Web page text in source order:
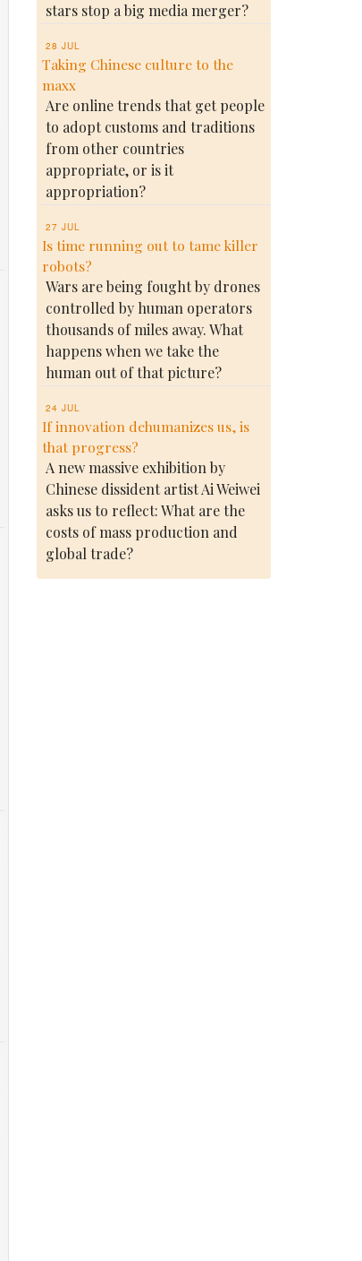
stars stop a big media merger?
28 JUL
Taking Chinese culture to the
maxx
Are online trends that get people
to adopt customs and traditions
from other countries
appropriate, or is it
appropriation?
27 JUL
Is time running out to tame killer
robots?
Wars are being fought by drones
controlled by human operators
thousands of miles away. What
happens when we take the
human out of that picture?
24 JUL
If innovation dehumanizes us, is
that progress?
A new massive exhibition by
Chinese dissident artist Ai Weiwei
asks us to reflect: What are the
costs of mass production and
global trade?